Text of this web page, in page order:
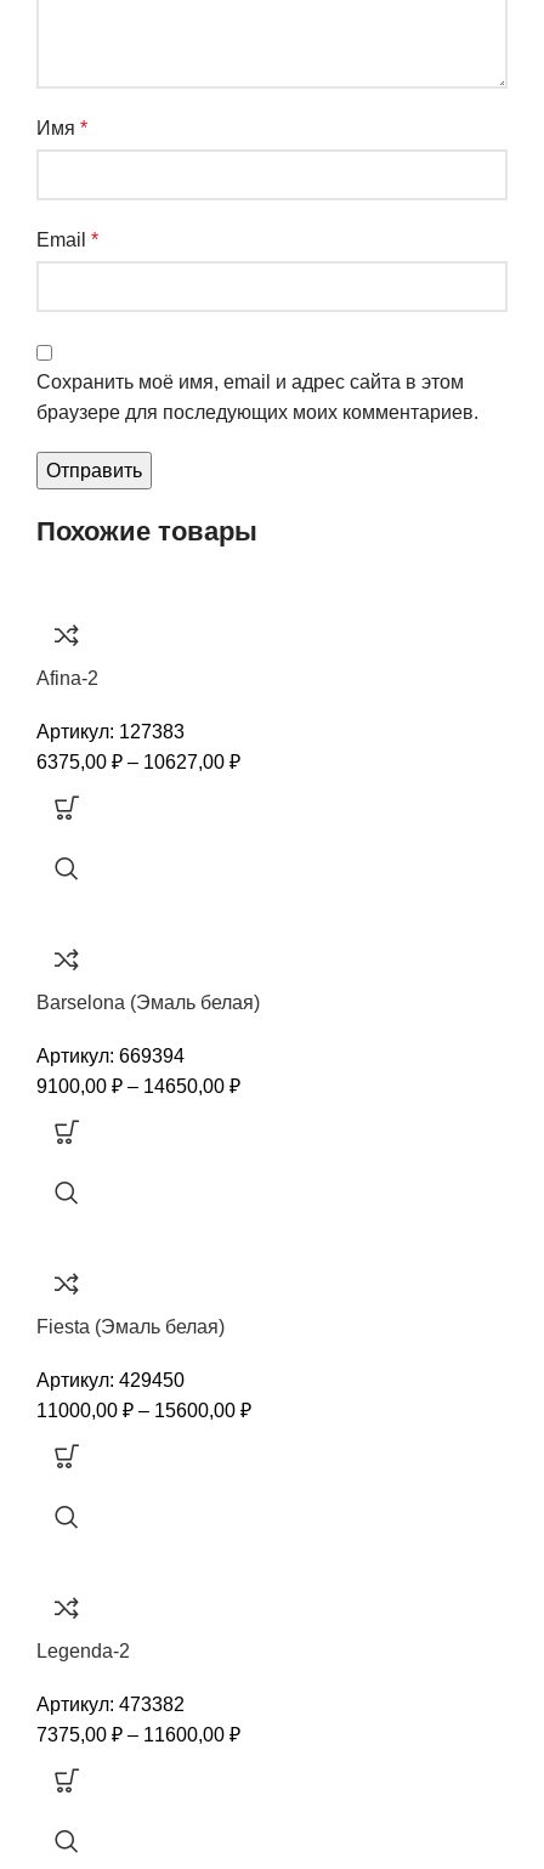
Имя *
Email *
Сохранить моё имя, email и адрес сайта в этом
браузере для последующих моих комментариев.
Похожие товары
Afina-2
Артикул: 127383
6375,00 ₽ – 10627,00 ₽
Barselona (Эмаль белая)
Артикул: 669394
9100,00 ₽ – 14650,00 ₽
Fiesta (Эмаль белая)
Артикул: 429450
11000,00 ₽ – 15600,00 ₽
Legenda-2
Артикул: 473382
7375,00 ₽ – 11600,00 ₽